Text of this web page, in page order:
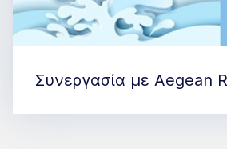
Συνεργασία με Aegean